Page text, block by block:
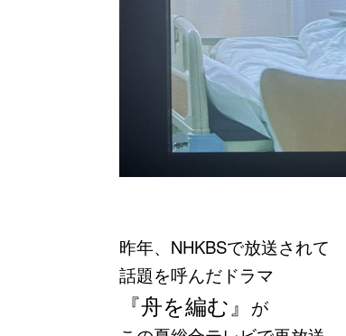
昨年、NHKBSで放送されて
話題を呼んだドラマ
『舟を編む』 が